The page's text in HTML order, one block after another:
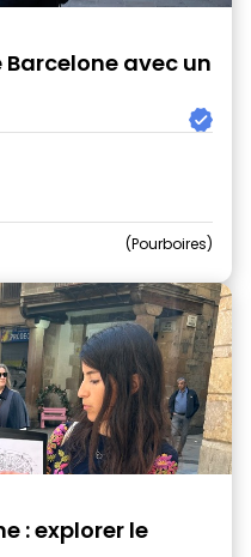
avec un
Pourboires
: explorer le